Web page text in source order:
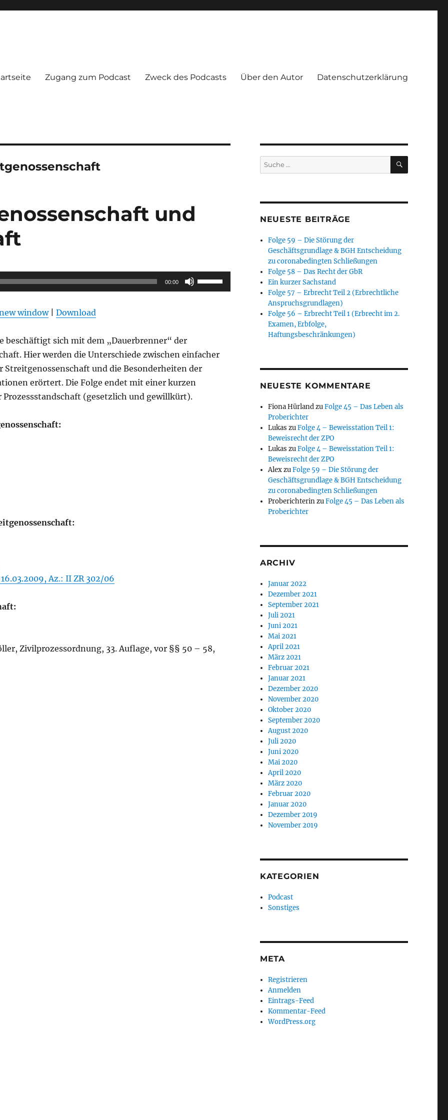
Zugang zum Podcast Zweck des Podcasts Über den Autor Datenschutzerklärung
und
00:00
Pfeiltasten
Hoch/Runter
window| Download
beschäftigt sich mit dem „Dauerbrenner“ der
Hier werden die Unterschiede zwischen einfacher
Streitgenossenschaft und die Besonderheiten der
erörtert. Die Folge endet mit einer kurzen
Prozessstandschaft (gesetzlich und gewillkürt).
Az.: II ZR 302/06
Zivilprozessordnung, 33. Auflage, vor §§ 50 – 58,
Suche
nach:
SUCHEN
NEUESTE BEITRÄGE
Folge 59 – Die Störung der
Geschäftsgrundlage & BGH Entscheidung
zu coronabedingten Schließungen
Folge 58 – Das Recht der GbR
Ein kurzer Sachstand
Folge 57 – Erbrecht Teil 2 (Erbrechtliche
Anspruchsgrundlagen)
Folge 56 – Erbrecht Teil 1 (Erbrecht im 2.
Examen, Erbfolge,
Haftungsbeschränkungen)
NEUESTE KOMMENTARE
Fiona HürlandzuFolge 45 – Das Leben als
Proberichter
Lukas zuFolge 4 – Beweisstation Teil 1:
Beweisrecht der ZPO
Lukas zuFolge 4 – Beweisstation Teil 1:
Beweisrecht der ZPO
AlexzuFolge 59 – Die Störung der
Geschäftsgrundlage & BGH Entscheidung
zu coronabedingten Schließungen
ProberichterinzuFolge 45 – Das Leben als
Proberichter
ARCHIV
Januar 2022
Dezember 2021
September 2021
Juli 2021
Juni 2021
Mai 2021
April 2021
März 2021
Februar 2021
Januar 2021
Dezember 2020
November 2020
Oktober 2020
September 2020
August 2020
Juli 2020
Juni 2020
Mai 2020
April 2020
März 2020
Februar 2020
Januar 2020
Dezember 2019
November 2019
KATEGORIEN
Podcast
Sonstiges
META
Registrieren
Anmelden
Eintrags-Feed
Kommentar-Feed
WordPress.org